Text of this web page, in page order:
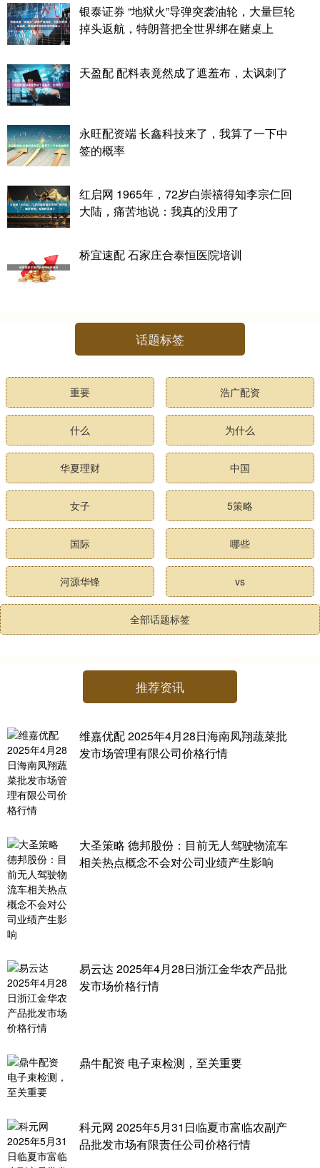
银泰证券 “地狱火”导弹突袭油轮，大量巨轮
掉头返航，特朗普把全世界绑在赌桌上
天盈配 配料表竟然成了遮羞布，太讽刺了
永旺配资端 长鑫科技来了，我算了一下中
签的概率
红启网 1965年，72岁白崇禧得知李宗仁回
大陆，痛苦地说：我真的没用了
桥宜速配 石家庄合泰恒医院培训
话题标签
重要 浩广配资
什么 为什么
华夏理财 中国
女子 5策略
国际 哪些
河源华锋 vs
全部话题标签
推荐资讯
维嘉优配 2025年4月28日海南凤翔蔬菜批
发市场管理有限公司价格行情
大圣策略 德邦股份：目前无人驾驶物流车
相关热点概念不会对公司业绩产生影响
易云达 2025年4月28日浙江金华农产品批
发市场价格行情
鼎牛配资 电子束检测，至关重要
科元网 2025年5月31日临夏市富临农副产
品批发市场有限责任公司价格行情